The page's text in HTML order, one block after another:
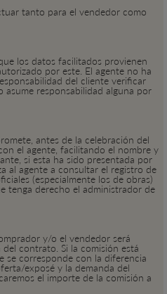
tanto para el vendedor como
los datos facilitados provienen
por este. El agente no ha
del cliente verificar
asume responsabilidad alguna por
antes de la celebración del
el agente, facilitando el nombre y
si esta ha sido presentada por
al agente a consultar el registro de
(especialmente los de obras)
tenga derecho el administrador de
y/o el vendedor será
contrato. Si la comisión está
se corresponde con la diferencia
exposé y la demanda del
el importe de la comisión a